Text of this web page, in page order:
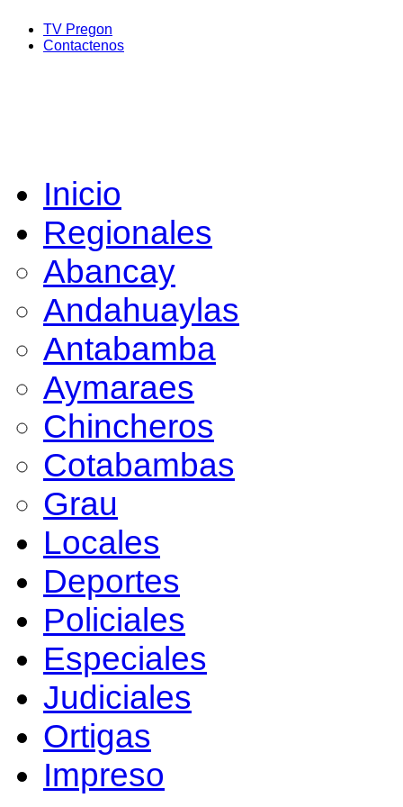
TV Pregon
Contactenos
Inicio
Regionales
Abancay
Andahuaylas
Antabamba
Aymaraes
Chincheros
Cotabambas
Grau
Locales
Deportes
Policiales
Especiales
Judiciales
Ortigas
Impreso